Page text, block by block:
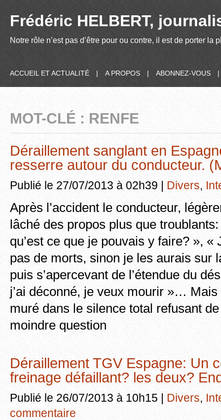
Frédéric HELBERT,
Notre rôle n’est pas d’être pour ou contre, il est de porter
ACCUEIL ET ACTUALITÉ | A PROPOS | ABONNEZ-VOUS |
MOT-CLÉ : RENFE
Déraillement sanglant en
resserre autour du conducteur.
Publié le 27/07/2013 à 02h39 | Divers,
Après l’accident le conducteur,
lâché des propos plus que troublants:
qu’est ce que je pouvais y faire? », «
pas de morts, sinon je les aurais sur
puis s’apercevant de l’étendue du
j’ai déconné, je veux mourir »… Mais
muré dans le silence total refusant
moindre question
Déraillement TGV Espagne: Un
freinage défaillant? les deux?
Publié le 26/07/2013 à 10h15 | Divers,
commentaire